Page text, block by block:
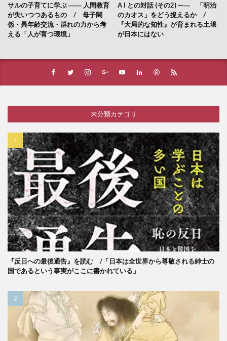
サルの子育てに学ぶ ―― 人間教育
が失いつつあるもの / 母子関
係・異年齢交流・群れの力から考
える「人が育つ環境」
A I との対話 (その2) —― 「明治
のカオス」をどう捉えるか /
『大局的な知性』が育まれる土壌
が日本にはない
未分類カテゴリ
『反日への最後通告』を読む /「日本は全世界から尊敬される紳士の
国であるという事実がここに書かれている」